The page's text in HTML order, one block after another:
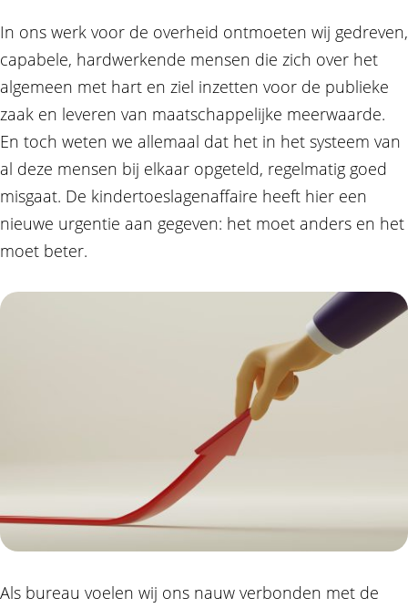
In ons werk voor de overheid ontmoeten wij gedreven,
capabele, hardwerkende mensen die zich over het
algemeen met hart en ziel inzetten voor de publieke
zaak en leveren van maatschappelijke meerwaarde.
En toch weten we allemaal dat het in het systeem van
al deze mensen bij elkaar opgeteld, regelmatig goed
misgaat. De kindertoeslagenaffaire heeft hier een
nieuwe urgentie aan gegeven: het moet anders en het
moet beter.
Als bureau voelen wij ons nauw verbonden met de